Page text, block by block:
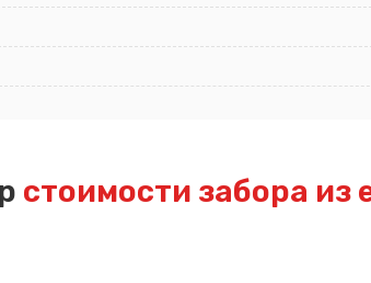
стоимости забора из